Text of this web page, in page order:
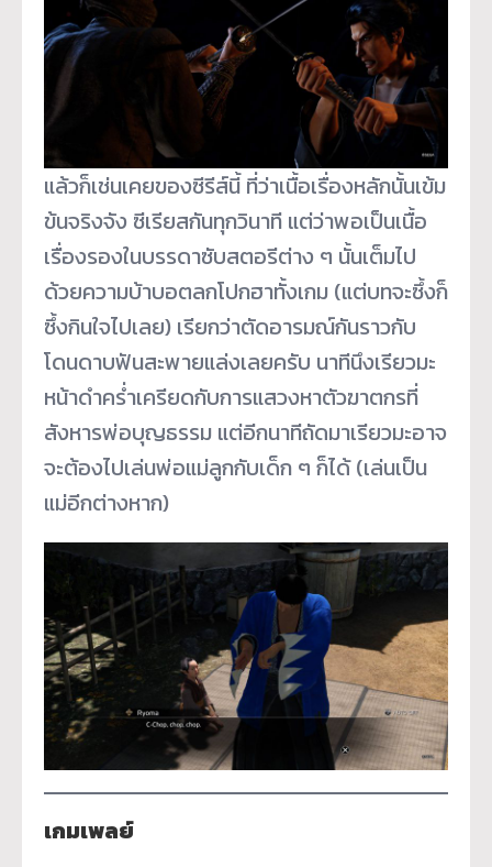
แล้วก็เช่นเคยของซีรีส์นี้ ที่ว่าเนื้อเรื่องหลักนั้นเข้ม
ข้นจริงจัง ซีเรียสกันทุกวินาที แต่ว่าพอเป็นเนื้อ
เรื่องรองในบรรดาซับสตอรีต่าง ๆ นั้นเต็มไป
ด้วยความบ้าบอตลกโปกฮาทั้งเกม (แต่บทจะซึ้งก็
ซึ้งกินใจไปเลย) เรียกว่าตัดอารมณ์กันราวกับ
โดนดาบฟันสะพายแล่งเลยครับ นาทีนึงเรียวมะ
หน้าดำคร่ำเครียดกับการแสวงหาตัวฆาตกรที่
สังหารพ่อบุญธรรม แต่อีกนาทีถัดมาเรียวมะอาจ
จะต้องไปเล่นพ่อแม่ลูกกับเด็ก ๆ ก็ได้ (เล่นเป็น
แม่อีกต่างหาก)
เกมเพลย์